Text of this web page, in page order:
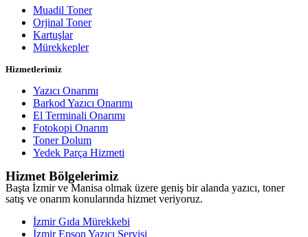
Muadil Toner
Orjinal Toner
Kartuşlar
Mürekkepler
Hizmetlerimiz
Yazıcı Onarımı
Barkod Yazıcı Onarımı
El Terminali Onarımı
Fotokopi Onarım
Toner Dolum
Yedek Parça Hizmeti
Hizmet Bölgelerimiz
Başta İzmir ve Manisa olmak üzere geniş bir alanda yazıcı, toner
satış ve onarım konularında hizmet veriyoruz.
İzmir Gıda Mürekkebi
İzmir Epson Yazıcı Servisi